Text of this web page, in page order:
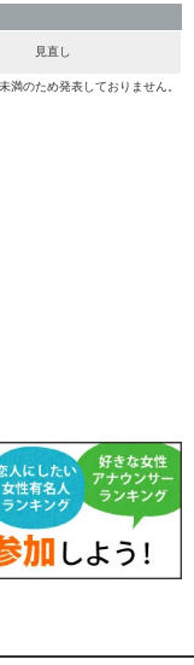
見直し
のため発表しておりません。